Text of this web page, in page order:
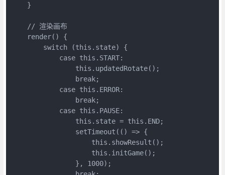
    }
    // 渲染画布
    render() {
        switch (this.state) {
            case this.START:
                this.updatedRotate();
                break;
            case this.ERROR:
                break;
            case this.PAUSE:
                this.state = this.END;
                setTimeout(() => {
                    this.showResult();
                    this.initGame();
                }, 1000);